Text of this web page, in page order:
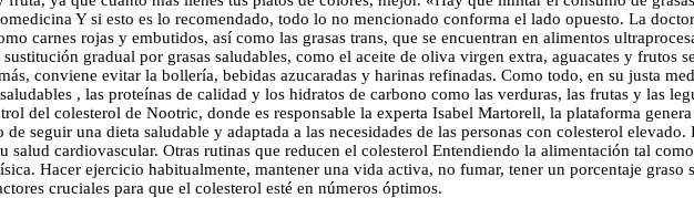
Y si esto es lo recomendado, todo lo no mencionado conforma el lado opuesto. La
carnes rojas y embutidos, así como las grasas trans, que se encuentran en alimentos
gradual por grasas saludables, como el aceite de oliva virgen extra, aguacates y frutos
conviene evitar la bollería, bebidas azucaradas y harinas refinadas. Como todo, en su justa
, las proteínas de calidad y los hidratos de carbono como las verduras, las frutas y las
del colesterol de Nootric, donde es responsable la experta Isabel Martorell, la plataforma
seguir una dieta saludable y adaptada a las necesidades de las personas con colesterol
cardiovascular. Otras rutinas que reducen el colesterol Entendiendo la alimentación tal
Hacer ejercicio habitualmente, mantener una vida activa, no fumar, tener un porcentaje graso
cruciales para que el colesterol esté en números óptimos.